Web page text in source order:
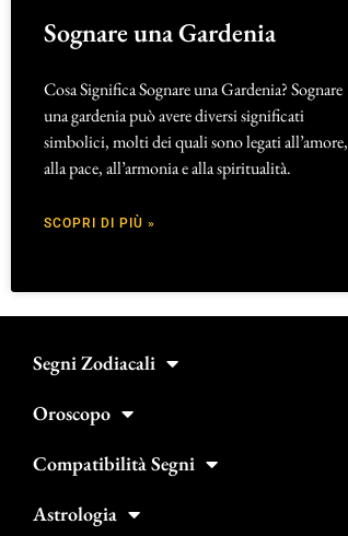
Sognare una Gardenia
Cosa Significa Sognare una Gardenia? Sognare
una gardenia può avere diversi significati
simbolici, molti dei quali sono legati all’amore,
alla pace, all’armonia e alla spiritualità.
SCOPRI DI PIÙ »
Segni Zodiacali
Oroscopo
Compatibilità Segni
Astrologia